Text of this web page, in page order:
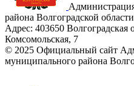
района Волгоградской области
Адрес: 403650 Волгоградская
Комсомольская, 7
© 2025 Официальный сайт
муниципального района